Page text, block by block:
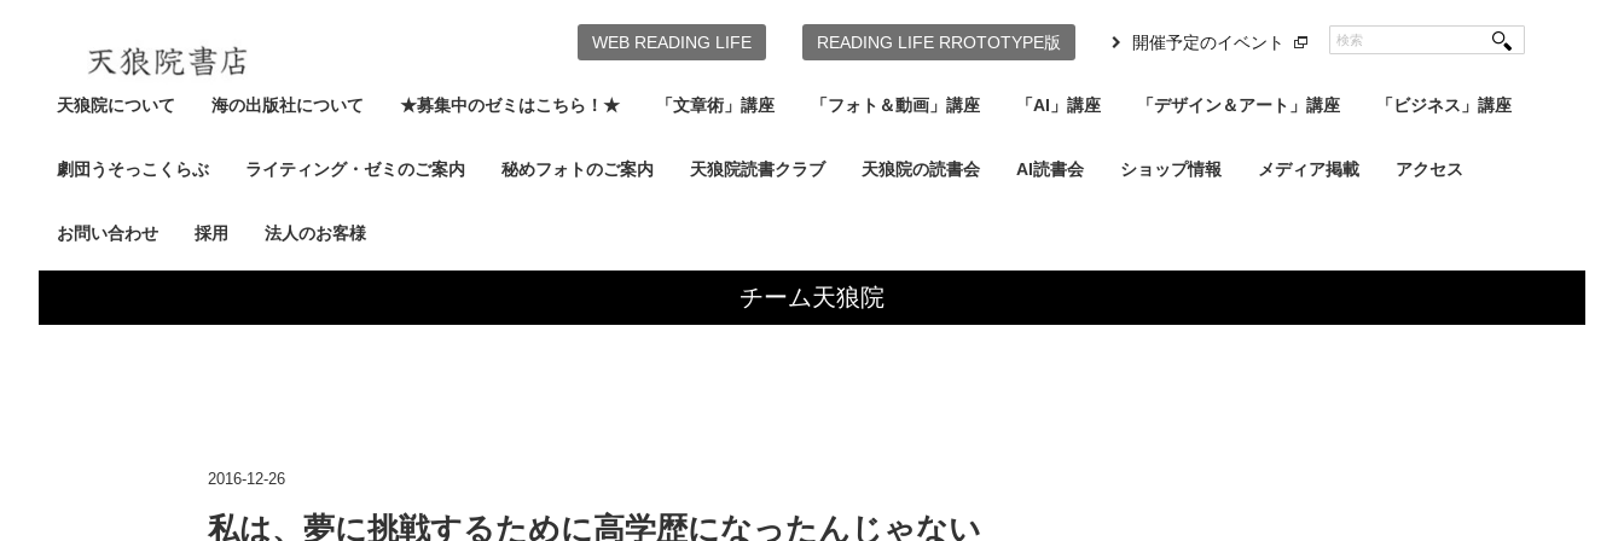
天狼院について 海の出版社について ★募集中のゼミはこちら！★ 「文章術」講座 「フォト＆動画」講座 「AI」講座 「デザイン＆アート」講座 「ビジネス」講座
劇団うそっこくらぶ ライティング・ゼミのご案内 秘めフォトのご案内 天狼院読書クラブ 天狼院の読書会 AI読書会 ショップ情報 メディア掲載 アクセス
お問い合わせ 採用 法人のお客様
WEB READING LIFE READING LIFE RROTOTYPE版 開催予定のイベント
チーム天狼院
2016-12-26
私は、夢に挑戦するために高学歴になったんじゃない